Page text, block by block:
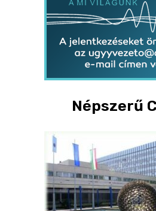
Népszerű